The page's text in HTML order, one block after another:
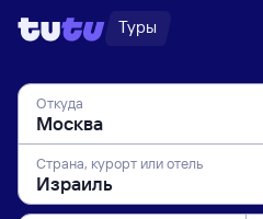
Туры
Откуда
Страна, курорт или отель